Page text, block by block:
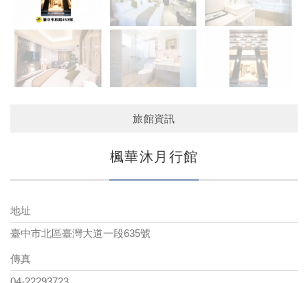
旅館資訊
楓華沐月行館
地址
臺中市北區臺灣大道一段635號
傳真